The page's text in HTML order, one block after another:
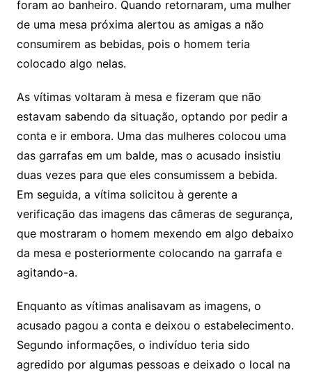
foram ao banheiro. Quando retornaram, uma mulher
de uma mesa próxima alertou as amigas a não
consumirem as bebidas, pois o homem teria
colocado algo nelas.
As vítimas voltaram à mesa e fizeram que não
estavam sabendo da situação, optando por pedir a
conta e ir embora. Uma das mulheres colocou uma
das garrafas em um balde, mas o acusado insistiu
duas vezes para que eles consumissem a bebida.
Em seguida, a vítima solicitou à gerente a
verificação das imagens das câmeras de segurança,
que mostraram o homem mexendo em algo debaixo
da mesa e posteriormente colocando na garrafa e
agitando-a.
Enquanto as vítimas analisavam as imagens, o
acusado pagou a conta e deixou o estabelecimento.
Segundo informações, o indivíduo teria sido
agredido por algumas pessoas e deixado o local na